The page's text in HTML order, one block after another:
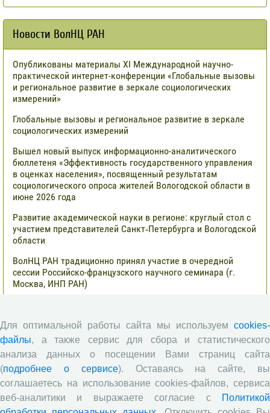
Новости ВолНЦ РАН
Опубликованы материалы XI Международной научно-
практической интернет-конференции «Глобальные вызовы
и региональное развитие в зеркале социологических
измерений»
Глобальные вызовы и региональное развитие в зеркале
социологических измерений
Вышел новый выпуск информационно-аналитического
бюллетеня «Эффективность государственного управления
в оценках населения», посвященный результатам
социологического опроса жителей Вологодской области в
июне 2026 года
Развитие академической науки в регионе: круглый стол с
участием представителей Санкт‑Петербурга и Вологодской
области
ВолНЦ РАН традиционно принял участие в очередной
сессии Российско-французского научного семинара (г.
Москва, ИНП РАН)
Обзор научных публикаций
Сотрудниками отдела разведения
сельскохозяйственных животных СЗНИИМЛПХ проведены
исследования по оценке племенной ценности быков-
производителей голштинской поро¬ды, используемых на
Для оптимальной работы сайта мы используем cookies-
файлы, а также сервис для сбора и статистического
анализа данных о посещении Вами страниц сайта
(подробнее о сервисе). Оставаясь на сайте, вы
соглашаетесь на использование cookies-файлов, сервиса
веб-аналитики и выражаете согласие с
Политикой